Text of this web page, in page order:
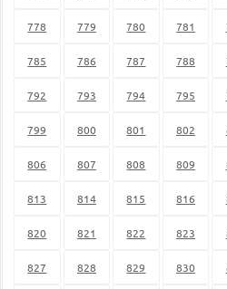
778 779 780 781
785 786 787 788
792 793 794 795
799 800 801 802
806 807 808 809
813 814 815 816
820 821 822 823
827 828 829 830